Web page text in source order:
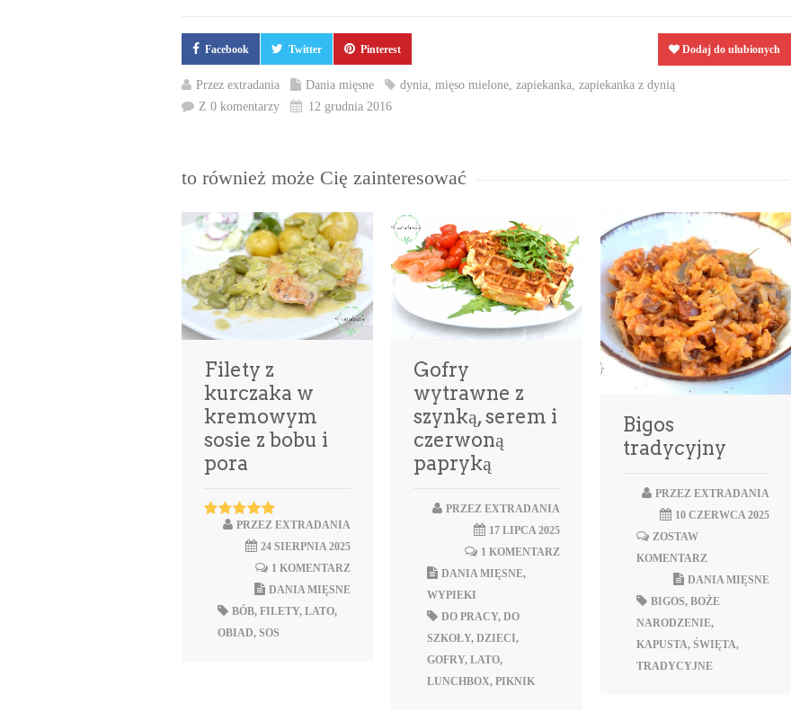
Facebook Twitter Pinterest Dodaj do ulubionych
Przez extradania Dania mięsne dynia, mięso mielone, zapiekanka, zapiekanka z dynią
Z 0 komentarzy
12 grudnia 2016
to również może Cię zainteresować
Filety z
kurczaka w
kremowym
sosie z bobu i
pora
PRZEZ EXTRADANIA
24 SIERPNIA 2025
1 KOMENTARZ
DANIA MIĘSNE
BÓB, FILETY, LATO,
OBIAD, SOS
Gofry
wytrawne z
szynką, serem i
czerwoną
papryką
PRZEZ EXTRADANIA
17 LIPCA 2025
1 KOMENTARZ
DANIA MIĘSNE,
WYPIEKI
DO PRACY, DO
SZKOŁY, DZIECI,
GOFRY, LATO,
LUNCHBOX, PIKNIK
Bigos
tradycyjny
PRZEZ EXTRADANIA
10 CZERWCA 2025
ZOSTAW
KOMENTARZ
DANIA MIĘSNE
BIGOS, BOŻE
NARODZENIE,
KAPUSTA, ŚWIĘTA,
TRADYCYJNE